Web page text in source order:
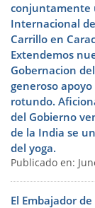
conjuntamente
Internacional
Carrillo en
Extendemos
Gobernacion
generoso
rotundo.
del Gobierno
de la India se
del yoga.
Publicado en:
El Embajador